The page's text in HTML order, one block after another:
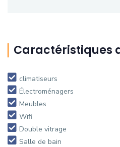
Caractéristiques
climatiseurs
Électroménagers
Meubles
Wifi
Double vitrage
Salle de bain